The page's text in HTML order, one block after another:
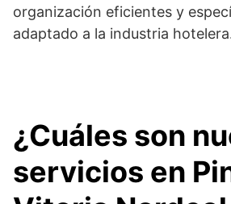
organización eficientes y
adaptado a la industria
¿Cuáles son
servicios en